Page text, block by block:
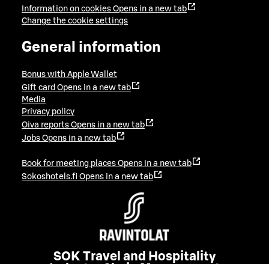
Information on cookies Opens in a new tab
Change the cookie settings
General information
Bonus with Apple Wallet
Gift card Opens in a new tab
Media
Privacy policy
Oiva reports Opens in a new tab
Jobs Opens in a new tab
Book for meeting places Opens in a new tab
Sokoshotels.fi Opens in a new tab
SOK Travel and Hospitality